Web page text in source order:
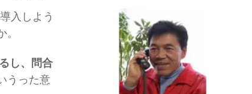
入しよう
し、問合
うった意